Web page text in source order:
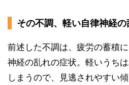
その不調、軽い自律神経
前述した不調は、疲労の蓄積
神経の乱れの症状。軽いうち
しまうので、見逃されやすい